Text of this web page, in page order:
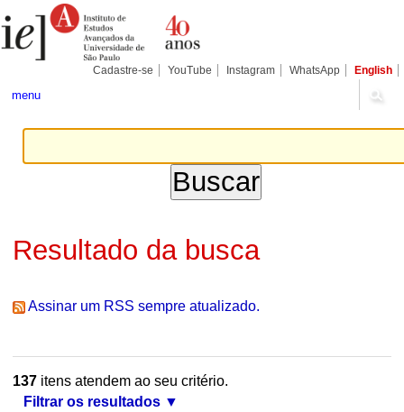
para
conteúdo.
Pessoais
Cadastre-se YouTube Instagram WhatsApp English
menu
Resultado da busca
Assinar um RSS sempre atualizado.
137itens atendem ao seu critério.
Filtrar os resultados